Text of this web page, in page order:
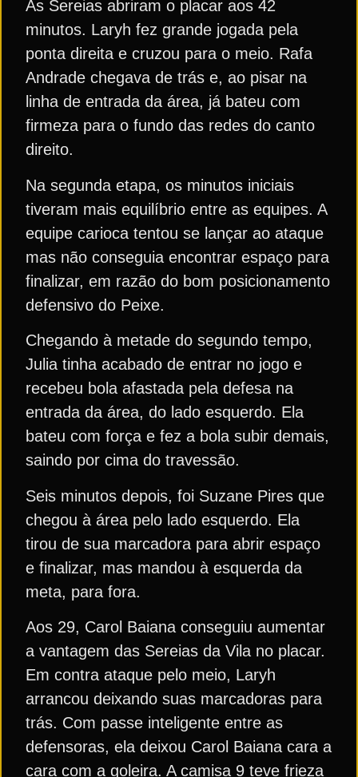
As Sereias abriram o placar aos 42
minutos. Laryh fez grande jogada pela
ponta direita e cruzou para o meio. Rafa
Andrade chegava de trás e, ao pisar na
linha de entrada da área, já bateu com
firmeza para o fundo das redes do canto
direito.
Na segunda etapa, os minutos iniciais
tiveram mais equilíbrio entre as equipes. A
equipe carioca tentou se lançar ao ataque
mas não conseguia encontrar espaço para
finalizar, em razão do bom posicionamento
defensivo do Peixe.
Chegando à metade do segundo tempo,
Julia tinha acabado de entrar no jogo e
recebeu bola afastada pela defesa na
entrada da área, do lado esquerdo. Ela
bateu com força e fez a bola subir demais,
saindo por cima do travessão.
Seis minutos depois, foi Suzane Pires que
chegou à área pelo lado esquerdo. Ela
tirou de sua marcadora para abrir espaço
e finalizar, mas mandou à esquerda da
meta, para fora.
Aos 29, Carol Baiana conseguiu aumentar
a vantagem das Sereias da Vila no placar.
Em contra ataque pelo meio, Laryh
arrancou deixando suas marcadoras para
trás. Com passe inteligente entre as
defensoras, ela deixou Carol Baiana cara a
cara com a goleira. A camisa 9 teve frieza